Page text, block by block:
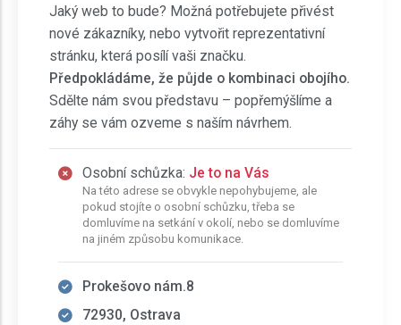
Jaký web to bude? Možná potřebujete přivést
nové zákazníky, nebo vytvořit reprezentativní
stránku, která posílí vaši značku.
Předpokládáme, že půjde o kombinaci obojího.
Sdělte nám svou představu – popřemýšlíme a
záhy se vám ozveme s naším návrhem.
Osobní schůzka: Je to na Vás
Na této adrese se obvykle nepohybujeme, ale
pokud stojíte o osobní schůzku, třeba se
domluvíme na setkání v okolí, nebo se domluvíme
na jiném způsobu komunikace.
Prokešovo nám.8
72930, Ostrava